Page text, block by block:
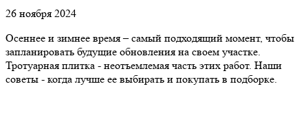
26 ноября 2024
Осеннее и зимнее время – самый подходящий момент, чтобы
запланировать будущие обновления на своем участке.
Тротуарная плитка - неотъемлемая часть этих работ. Наши
советы - когда лучше ее выбирать и покупать в подборке.